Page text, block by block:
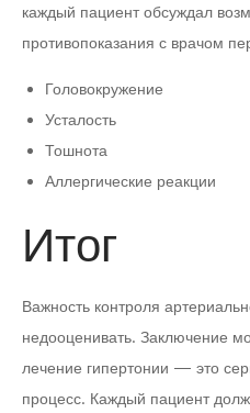
каждый пациент обсуждал
противопоказания с врачом
Головокружение
Усталость
Тошнота
Аллергические реакции
Итог
Важность контроля
недооценивать. Заключение
лечение гипертонии — это
процесс. Каждый пациент